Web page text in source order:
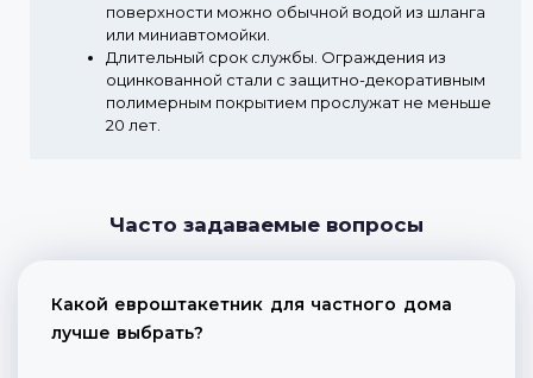
поверхности можно обычной водой из шланга
или миниавтомойки.
Длительный срок службы. Ограждения из
оцинкованной стали с защитно-декоративным
полимерным покрытием прослужат не меньше
20 лет.
Часто задаваемые вопросы
Какой евроштакетник для частного дома
лучше выбрать?